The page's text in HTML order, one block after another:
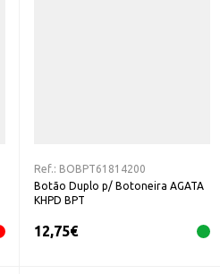
Ref.: BOBPT61814200
Botão Duplo p/ Botoneira AGATA
KHPD BPT
12,75€